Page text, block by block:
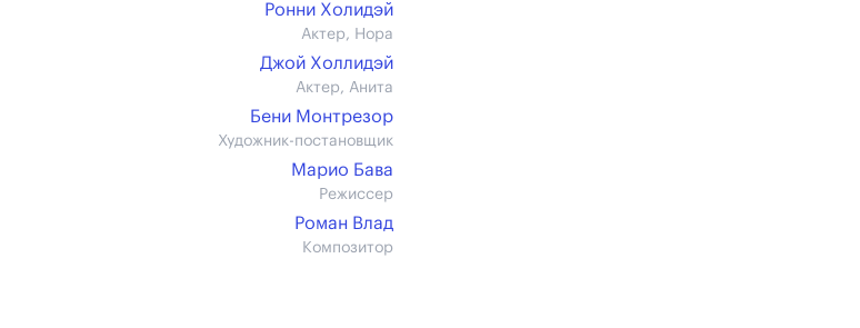
Ронни Холидэй
Актер, Нора
Джой Холлидэй
Актер, Анита
Бени Монтрезор
Художник-постановщик
Марио Бава
Режиссер
Роман Влад
Композитор